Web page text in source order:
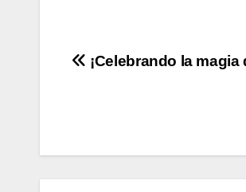
Navegación
¡Celebrando la magia